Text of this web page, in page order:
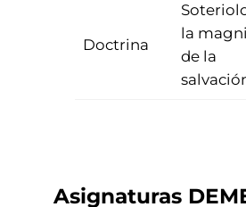
Doctrina
la
de la
Asignaturas